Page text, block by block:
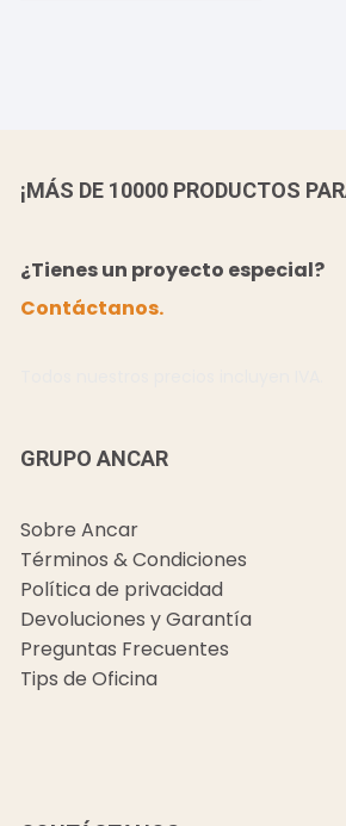
¡MÁS DE 10000 PRODUCTOS
¿Tienes un proyecto especial?
Contáctanos.
GRUPO ANCAR
Sobre Ancar
Términos & Condiciones
Política de privacidad
Devoluciones y Garantía
Preguntas Frecuentes
Tips de Oficina